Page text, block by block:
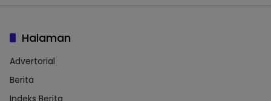
Halaman
Advertorial
Berita